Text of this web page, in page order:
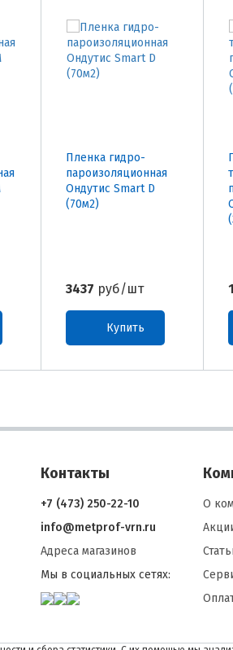
Пленка гидро-
пароизоляционная
Ондутис Smart D
(70м2)
3437 руб/шт
Купить
Контакты
+7 (473) 250-22-10
info@metprof-vrn.ru
Адреса магазинов
Мы в социальных сетях:
О